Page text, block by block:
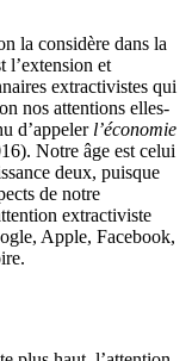
la considère dans la
l’extension et
extractivistes qui
nos attentions elles-
d’appeler l’économie
Notre âge est celui
deux, puisque
de notre
extractiviste
Apple, Facebook,